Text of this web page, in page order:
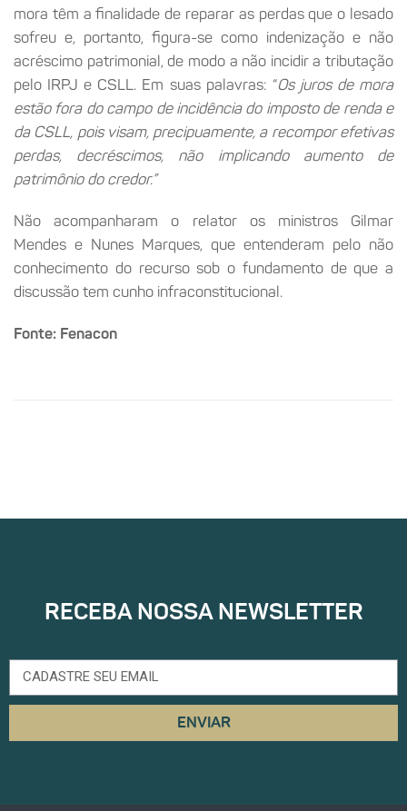
mora têm a finalidade de reparar as perdas que o lesado
sofreu e, portanto, figura-se como indenização e não
acréscimo patrimonial, de modo a não incidir a tributação
pelo IRPJ e CSLL. Em suas palavras: “Os juros de mora
estão fora do campo de incidência do imposto de renda e
da CSLL, pois visam, precipuamente, a recompor efetivas
perdas, decréscimos, não implicando aumento de
patrimônio do credor.”
Não acompanharam o relator os ministros Gilmar
Mendes e Nunes Marques, que entenderam pelo não
conhecimento do recurso sob o fundamento de que a
discussão tem cunho infraconstitucional.
Fonte: Fenacon
RECEBA NOSSA NEWSLETTER
ENVIAR